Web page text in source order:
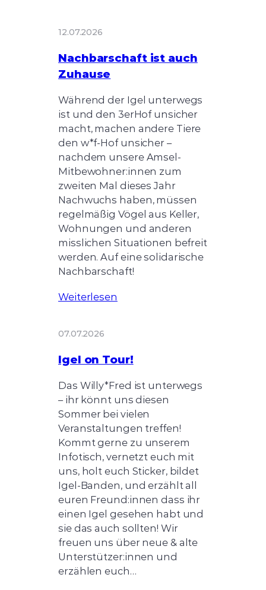
12.07.2026
Nachbarschaft ist auch
Zuhause
Während der Igel unterwegs
ist und den 3erHof unsicher
macht, machen andere Tiere
den w*f-Hof unsicher –
nachdem unsere Amsel-
Mitbewohner:innen zum
zweiten Mal dieses Jahr
Nachwuchs haben, müssen
regelmäßig Vögel aus Keller,
Wohnungen und anderen
misslichen Situationen befreit
werden. Auf eine solidarische
Nachbarschaft!
Weiterlesen
07.07.2026
Igel on Tour!
Das Willy*Fred ist unterwegs
– ihr könnt uns diesen
Sommer bei vielen
Veranstaltungen treffen!
Kommt gerne zu unserem
Infotisch, vernetzt euch mit
uns, holt euch Sticker, bildet
Igel-Banden, und erzählt all
euren Freund:innen dass ihr
einen Igel gesehen habt und
sie das auch sollten! Wir
freuen uns über neue & alte
Unterstützer:innen und
erzählen euch…